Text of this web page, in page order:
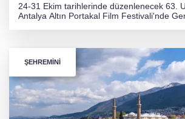
24-31 Ekim tarihlerinde düzenlenecek 63.
Antalya Altın Portakal Film Festivali'nde
ŞEHREMİNİ